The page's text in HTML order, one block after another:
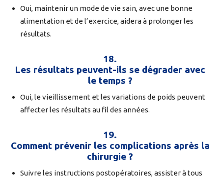
Oui, maintenir un mode de vie sain, avec une bonne
alimentation et de l’exercice, aidera à prolonger les
résultats.
18.
Les résultats peuvent-ils se dégrader avec
le temps ?
Oui, le vieillissement et les variations de poids peuvent
affecter les résultats au fil des années.
19.
Comment prévenir les complications après la
chirurgie ?
Suivre les instructions postopératoires, assister à tous